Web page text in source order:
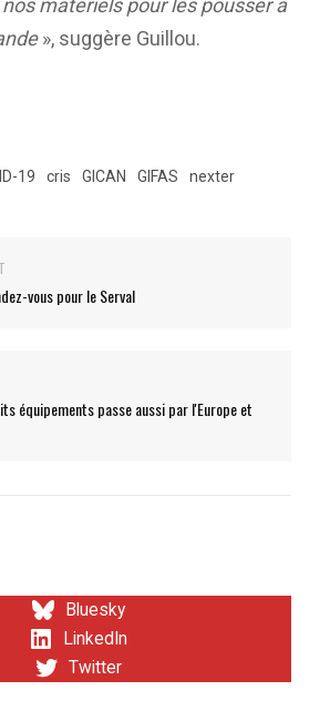
matériels pour les pousser à
», suggère Guillou.
19 cris GICAN GIFAS nexter
vous pour le Serval
équipements passe aussi par l'Europe et
Bluesky
LinkedIn
Twitter